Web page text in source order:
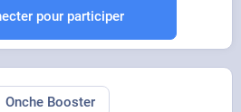
pour participer
Onche Booster